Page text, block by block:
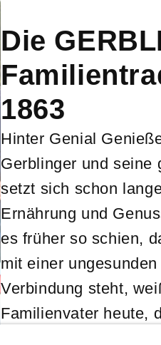
Die
1863
Hinter Genial
Gerblinger und seine
setzt sich schon
Ernährung und
es früher so schien,
mit einer
Verbindung steht,
Familienvater heute,